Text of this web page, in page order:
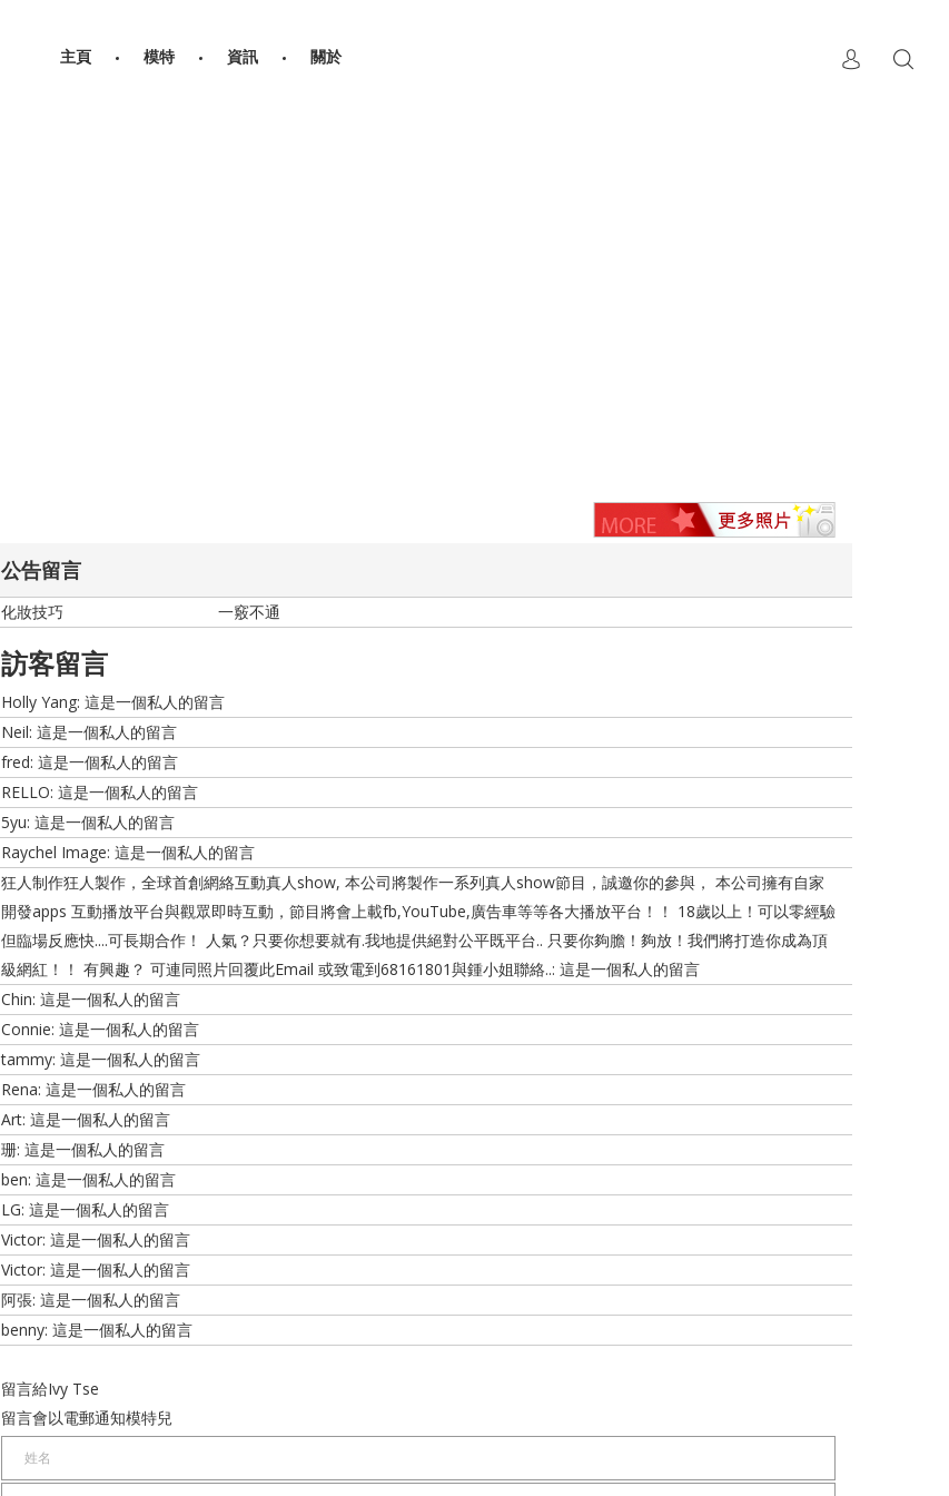
主頁 模特 資訊 關於
公告留言
化妝技巧 一竅不通
訪客留言
Holly Yang: 這是一個私人的留言
Neil: 這是一個私人的留言
fred: 這是一個私人的留言
RELLO: 這是一個私人的留言
5yu: 這是一個私人的留言
Raychel Image: 這是一個私人的留言
狂人制作狂人製作，全球首創網絡互動真人show, 本公司將製作一系列真人show節目，誠邀你的參與， 本公司擁有自家
開發apps 互動播放平台與觀眾即時互動，節目將會上載fb,YouTube,廣告車等等各大播放平台！！ 18歲以上！可以零經驗
但臨場反應快....可長期合作！ 人氣？只要你想要就有.我地提供絕對公平既平台.. 只要你夠膽！夠放！我們將打造你成為頂
級網紅！！ 有興趣？ 可連同照片回覆此Email 或致電到68161801與鍾小姐聯絡..: 這是一個私人的留言
Chin: 這是一個私人的留言
Connie: 這是一個私人的留言
tammy: 這是一個私人的留言
Rena: 這是一個私人的留言
Art: 這是一個私人的留言
珊: 這是一個私人的留言
ben: 這是一個私人的留言
LG: 這是一個私人的留言
Victor: 這是一個私人的留言
Victor: 這是一個私人的留言
阿張: 這是一個私人的留言
benny: 這是一個私人的留言
留言給Ivy Tse
留言會以電郵通知模特兒